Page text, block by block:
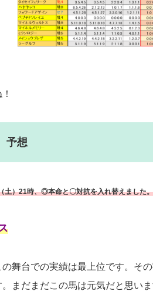
予想
）21時、◎本命と〇対抗を入れ替えました
舞台での実績は最上位です。そ
まだまだこの馬は元気だと思いま